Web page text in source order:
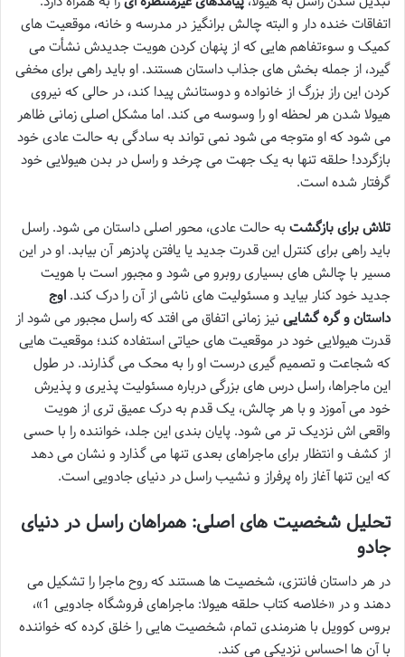
اتفاقات خنده دار و البته چالش برانگیز در مدرسه و خانه، موقعیت های
کمیک و سوءتفاهم هایی که از پنهان کردن هویت جدیدش نشأت می
گیرد، از جمله بخش های جذاب داستان هستند. او باید راهی برای مخفی
کردن این راز بزرگ از خانواده و دوستانش پیدا کند، در حالی که نیروی
هیولا شدن هر لحظه او را وسوسه می کند. اما مشکل اصلی زمانی ظاهر
می شود که او متوجه می شود نمی تواند به سادگی به حالت عادی خود
بازگردد! حلقه تنها به یک جهت می چرخد و راسل در بدن هیولایی خود
گرفتار شده است.
تلاش برای بازگشت به حالت عادی، محور اصلی داستان می شود. راسل
باید راهی برای کنترل این قدرت جدید یا یافتن پادزهر آن بیابد. او در این
مسیر با چالش های بسیاری روبرو می شود و مجبور است با هویت
جدید خود کنار بیاید و مسئولیت های ناشی از آن را درک کند. اوج
داستان و گره گشایی نیز زمانی اتفاق می افتد که راسل مجبور می شود از
قدرت هیولایی خود در موقعیت های حیاتی استفاده کند؛ موقعیت هایی
که شجاعت و تصمیم گیری درست او را به محک می گذارند. در طول
این ماجراها، راسل درس های بزرگی درباره مسئولیت پذیری و پذیرش
خود می آموزد و با هر چالش، یک قدم به درک عمیق تری از هویت
واقعی اش نزدیک تر می شود. پایان بندی این جلد، خواننده را با حسی
از کشف و انتظار برای ماجراهای بعدی تنها می گذارد و نشان می دهد
که این تنها آغاز راه پرفراز و نشیب راسل در دنیای جادویی است.
تحلیل شخصیت های اصلی: همراهان راسل در دنیای
جادو
در هر داستان فانتزی، شخصیت ها هستند که روح ماجرا را تشکیل می
دهند و در «خلاصه کتاب حلقه هیولا: ماجراهای فروشگاه جادویی 1»،
بروس کوویل با هنرمندی تمام، شخصیت هایی را خلق کرده که خواننده
با آن ها احساس نزدیکی می کند.